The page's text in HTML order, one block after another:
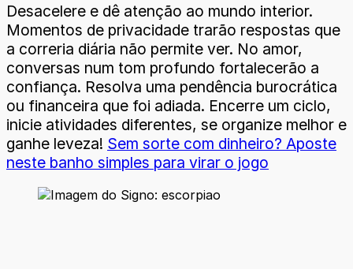
Desacelere e dê atenção ao mundo interior.
Momentos de privacidade trarão respostas que
a correria diária não permite ver. No amor,
conversas num tom profundo fortalecerão a
confiança. Resolva uma pendência burocrática
ou financeira que foi adiada. Encerre um ciclo,
inicie atividades diferentes, se organize melhor e
ganhe leveza! Sem sorte com dinheiro? Aposte
neste banho simples para virar o jogo